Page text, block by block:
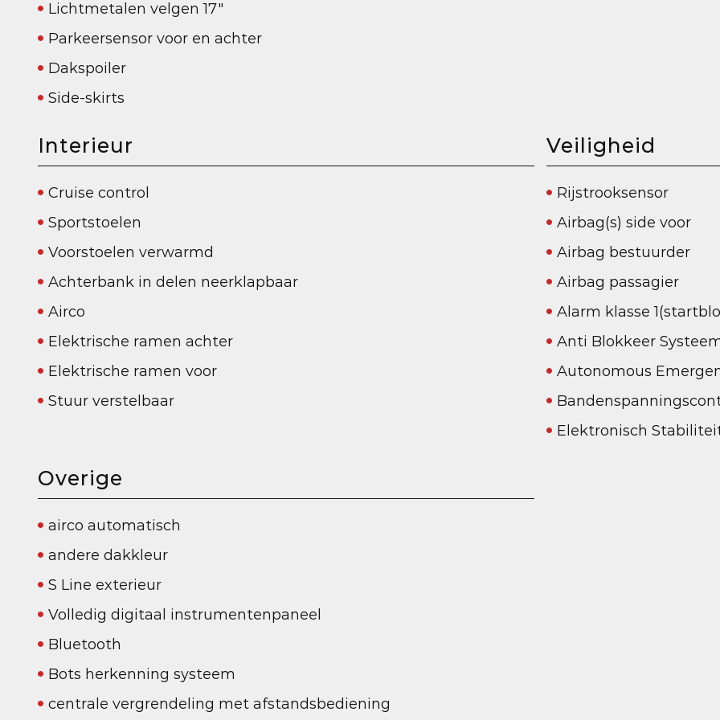
Lichtmetalen velgen 17"
Parkeersensor voor en achter
Dakspoiler
Side-skirts
Interieur
Cruise control
Sportstoelen
Voorstoelen verwarmd
Achterbank in delen neerklapbaar
Airco
Elektrische ramen achter
Elektrische ramen voor
Stuur verstelbaar
Veiligheid
Rijstrooksensor
Airbag(s) side voor
Airbag bestuurder
Airbag passagier
Alarm klasse
Anti Blokkeer
Autonomous
Elektronisch
Overige
airco automatisch
andere dakkleur
S Line exterieur
Volledig digitaal instrumentenpaneel
Bluetooth
Bots herkenning systeem
centrale vergrendeling met afstandsbediening